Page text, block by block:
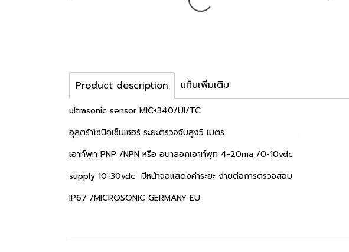
Product description แท็บเพิ่มเติม
ultrasonic sensor MIC+340/UI/TC
อุลตร้าโซนิคเซ็นเซฮร์ ระยะตรวจจับสูง5 เมตร
เอาท์พุท PNP /NPN หรือ อนาลอกเอาท์พุท 4-20ma /0-10vdc
supply 10-30vdc มีหน้าจอแสดงค่าระยะ ง่ายต่อการตรวจสอบ
IP67 /MICROSONIC GERMANY EU